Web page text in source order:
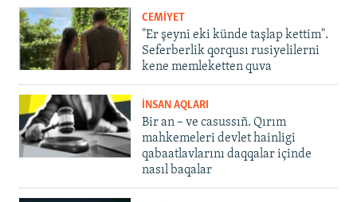
CEMİYET
"Er şeyni eki künde taşlap kettim".
Seferberlik qorqusı rusiyelilerni
kene memleketten quva
İNSAN AQLARI
Bir an – ve casussıñ. Qırım
mahkemeleri devlet hainligi
qabaatlavlarını daqqalar içinde
nasıl baqalar